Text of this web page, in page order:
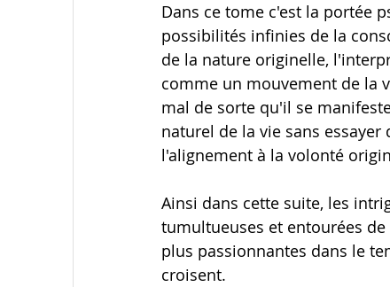
Dans ce tome c'est la portée
possibilités infinies de la
de la nature originelle,
comme un mouvement de la
mal de sorte qu'il se
naturel de la vie sans
l'alignement à la volonté
Ainsi dans cette suite, les
tumultueuses et entourées de
plus passionnantes dans le
croisent.